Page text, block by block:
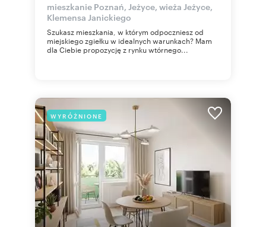
mieszkanie Poznań, Jeżyce, wieża Jeżyce,
Klemensa Janickiego
Szukasz mieszkania, w którym odpoczniesz od
miejskiego zgiełku w idealnych warunkach? Mam
dla Ciebie propozycję z rynku wtórnego...
WYRÓŻNIONE